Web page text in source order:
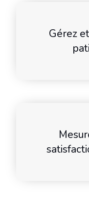
Gérez